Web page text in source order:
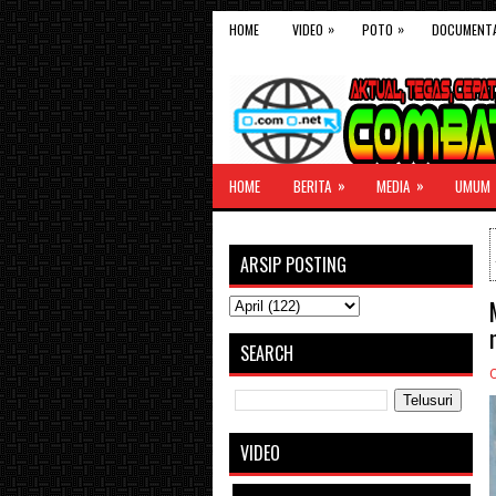
HOME VIDEO » POTO »
HOME BERITA » MEDIA » UMUM
ARSIP POSTING
SEARCH
VIDEO